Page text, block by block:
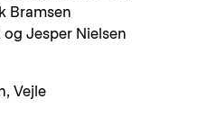
Bramsen
Jesper Nielsen
Vejle